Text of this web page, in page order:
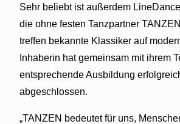
Sehr beliebt ist außerdem
die ohne festen Tanzpartner
treffen bekannte Klassiker auf
Inhaberin hat gemeinsam mit ihrem
entsprechende Ausbildung
abgeschlossen.
„TANZEN bedeutet für uns,